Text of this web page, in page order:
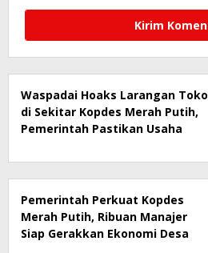
Waspadai Hoaks Larangan Toko
di Sekitar Kopdes Merah Putih,
Pemerintah Pastikan Usaha
Pemerintah Perkuat Kopdes
Merah Putih, Ribuan Manajer
Siap Gerakkan Ekonomi Desa